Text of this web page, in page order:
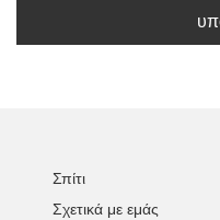
Σπίτι
Σχετικά με εμάς